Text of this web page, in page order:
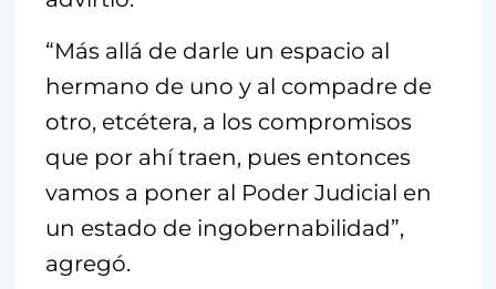
“Más allá de darle un espacio al
hermano de uno y al compadre de
otro, etcétera, a los compromisos
que por ahí traen, pues entonces
vamos a poner al Poder Judicial en
un estado de ingobernabilidad”,
agregó.